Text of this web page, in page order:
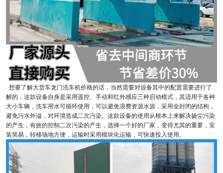
想要了解大货车龙门洗车机价格的话，当然需要对设备其中的配置需要进行了
解的，这款设备自身是采用遥控、手动和红外感应三种启动模式，其适用于各种
大小车辆，洗车用水可循环使用，可以避免浪费资源水源，采用全封闭的结构，
避免污水外溢，对环境造成二次污染。这款设备的使用从根本上来解决扬尘污染
的产生，有效的控制二次污染的产生，选择一个好的厂家，变得尤其的重要，安
装简易，转移场地方便，运输时采用模块化运输，可快速投入使用。